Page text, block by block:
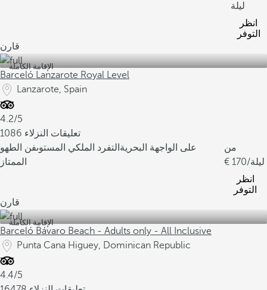
ليلة
انظر
التوفر
قارن
الإقامة الكاملة
Barceló Lanzarote Royal Level
Lanzarote, Spain
4.2/5
1086 تعليقات النزلاء
على الواجهة البحرية التفرد الملكي المستوىفن الطهو
الممتاز
من
170 /ليلة
انظر
التوفر
قارن
الإقامة الكاملة
Barceló Bávaro Beach - Adults only - All Inclusive
Punta Cana Higuey, Dominican Republic
4.4/5